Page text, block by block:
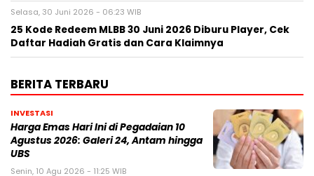
Selasa, 30 Juni 2026 - 06:23 WIB
25 Kode Redeem MLBB 30 Juni 2026 Diburu Player, Cek
Daftar Hadiah Gratis dan Cara Klaimnya
BERITA TERBARU
INVESTASI
Harga Emas Hari Ini di Pegadaian 10
Agustus 2026: Galeri 24, Antam hingga
UBS
Senin, 10 Agu 2026 - 11:25 WIB